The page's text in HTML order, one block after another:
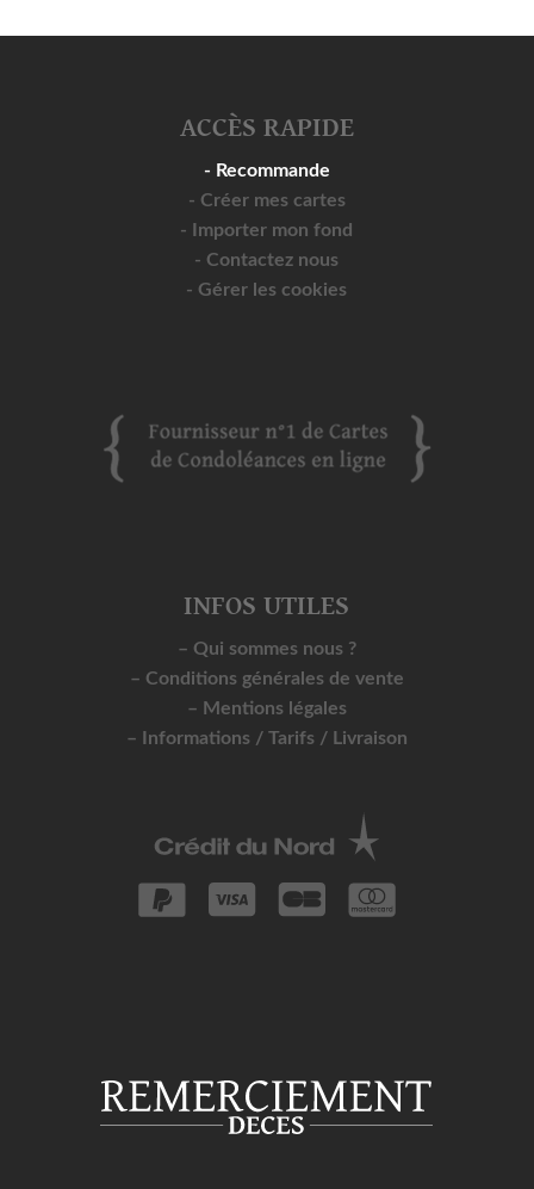
ACCÈS RAPIDE
- Recommande
- Créer mes cartes
- Importer mon fond
- Contactez nous
- Gérer les cookies
INFOS UTILES
– Qui sommes nous ?
– Conditions générales de vente
– Mentions légales
– Informations / Tarifs / Livraison